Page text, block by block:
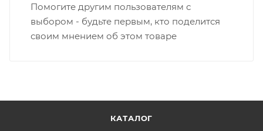
Помогите другим пользователям с
выбором - будьте первым, кто поделится
своим мнением об этом товаре
КАТАЛОГ